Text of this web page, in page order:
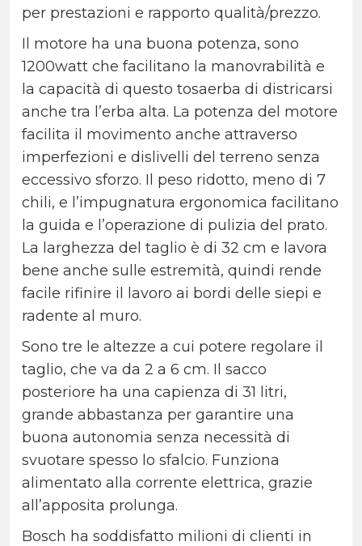
per prestazioni e rapporto qualità/prezzo.
Il motore ha una buona potenza, sono
1200watt che facilitano la manovrabilità e
la capacità di questo tosaerba di districarsi
anche tra l’erba alta. La potenza del motore
facilita il movimento anche attraverso
imperfezioni e dislivelli del terreno senza
eccessivo sforzo. Il peso ridotto, meno di 7
chili, e l’impugnatura ergonomica facilitano
la guida e l’operazione di pulizia del prato.
La larghezza del taglio è di 32 cm e lavora
bene anche sulle estremità, quindi rende
facile rifinire il lavoro ai bordi delle siepi e
radente al muro.
Sono tre le altezze a cui potere regolare il
taglio, che va da 2 a 6 cm. Il sacco
posteriore ha una capienza di 31 litri,
grande abbastanza per garantire una
buona autonomia senza necessità di
svuotare spesso lo sfalcio. Funziona
alimentato alla corrente elettrica, grazie
all’apposita prolunga.
Bosch ha soddisfatto milioni di clienti in